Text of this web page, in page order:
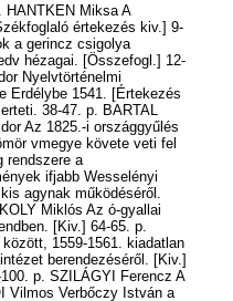
HANTKEN Miksa A
értekezés kiv.] 9-
a gerincz csigolya
hézagai. [Összefogl.] 12-
Nyelvtörténelmi
Erdélybe 1541. [Értekezés
38-47. p. BARTAL
Az 1825.-i országgyűlés
vmegye követe veti fel
rendszere a
ifjabb Wesselényi
agynak működéséről.
Miklós Az ó-gyallai
[Kiv.] 64-65. p.
1559-1561. kiadatlan
berendezéséről. [Kiv.]
p. SZILÁGYI Ferencz A
Vilmos Verbőczy István a